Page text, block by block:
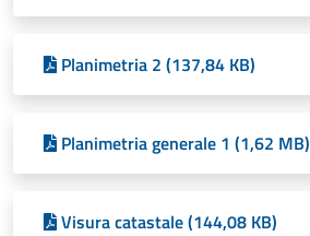
Planimetria 2 (137,84 KB)
Planimetria generale 1 (1,62 MB)
Visura catastale (144,08 KB)